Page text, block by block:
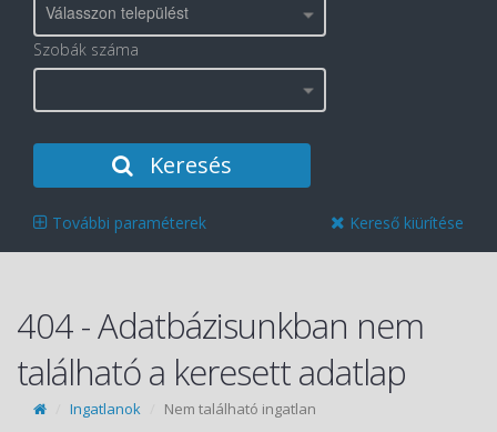
Válasszon települést
Szobák száma
Keresés
További paraméterek Kereső kiürítése
404 - Adatbázisunkban nem
található a keresett adatlap
Ingatlanok Nem található ingatlan